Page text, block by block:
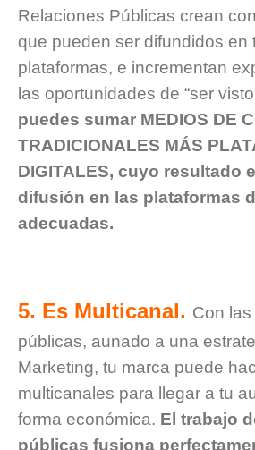
Relaciones Públicas crean
que pueden ser difundidos en
plataformas, e incrementan
las oportunidades de “ser
puedes sumar MEDIOS DE
TRADICIONALES MÁS
DIGITALES, cuyo resultado
difusión en las plataformas
adecuadas.
5. Es Multicanal. Con
públicas, aunado a una
Marketing, tu marca puede
multicanales para llegar a tu
forma económica. El trabajo
públicas fusiona